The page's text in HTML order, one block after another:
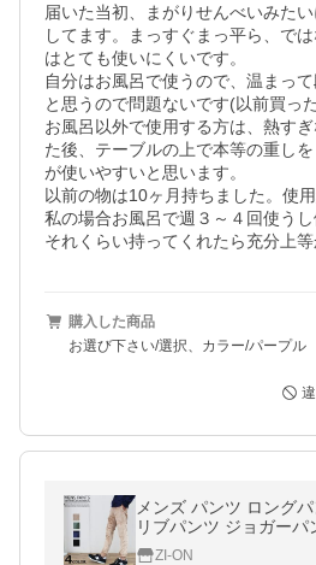
届いた当初、まがりせんべいみた
してます。まっすぐまっ平ら、で
はとても使いにくいです。
自分はお風呂で使うので、温まっ
と思うので問題ないです(以前買っ
お風呂以外で使用する方は、熱す
た後、テーブルの上で本等の重し
が使いやすいと思います。
以前の物は10ヶ月持ちました。使
私の場合お風呂で週３～４回使う
それくらい持ってくれたら充分上等
購入した商品
お選び下さい/選択、カラー/パープル
メンズ パンツ ロング
リブパンツ ジョガーパ
新作 849-16
ZI-ON